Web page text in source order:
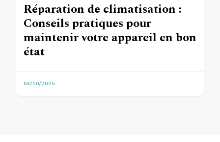
Réparation de climatisation :
Conseils pratiques pour
maintenir votre appareil en bon
état
03/10/2025